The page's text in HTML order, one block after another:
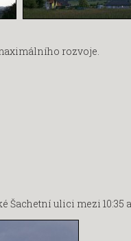
rozvoje.
ulici mezi 10:35 a